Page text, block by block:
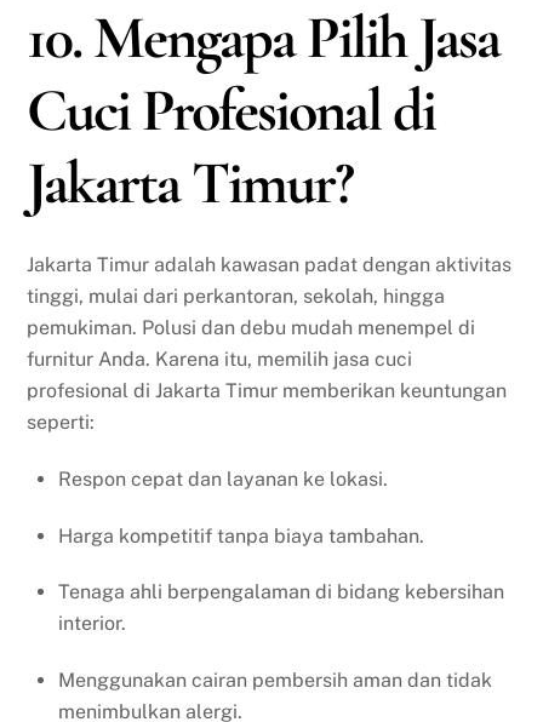
10. Mengapa Pilih Jasa
Cuci Profesional di
Jakarta Timur?
Jakarta Timur adalah kawasan padat dengan aktivitas
tinggi, mulai dari perkantoran, sekolah, hingga
pemukiman. Polusi dan debu mudah menempel di
furnitur Anda. Karena itu, memilih jasa cuci
profesional di Jakarta Timur memberikan keuntungan
seperti:
Respon cepat dan layanan ke lokasi.
Harga kompetitif tanpa biaya tambahan.
Tenaga ahli berpengalaman di bidang kebersihan
interior.
Menggunakan cairan pembersih aman dan tidak
menimbulkan alergi.